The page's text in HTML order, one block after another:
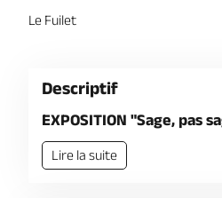
Le Fuilet
Descriptif
EXPOSITION "Sage, pas
Lire la suite